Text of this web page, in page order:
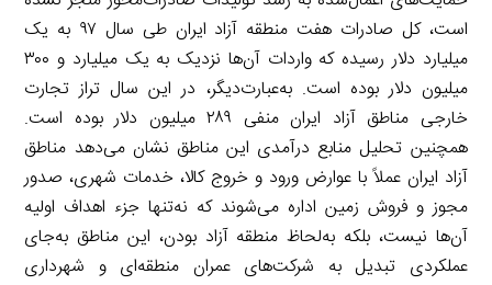
است، کل صادرات هفت منطقه آزاد ایران طی سال ۹۷ به یک
میلیارد دلار رسیده که واردات آن‌ها نزدیک به یک میلیارد و ۳۰۰
میلیون دلار بوده است. به‌عبارت‌دیگر، در این سال تراز تجارت
خارجی مناطق آزاد ایران منفی ۲۸۹ میلیون دلار بوده است.
همچنین تحلیل منابع درآمدی این مناطق نشان می‌دهد مناطق
آزاد ایران عملاً با عوارض ورود و خروج کالا، خدمات شهری، صدور
مجوز و فروش زمین اداره می‌شوند که نه‌تنها جزء اهداف اولیه
آن‌ها نیست، بلکه به‌لحاظ منطقه آزاد بودن، این مناطق به‌جای
عملکردی تبدیل به شرکت‌های عمران منطقه‌ای و شهرداری